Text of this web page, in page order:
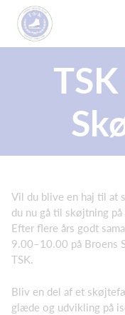
Vil du blive en haj til at
du nu gå til skøjtning
Efter flere års godt
9.00–10.00 på Broens
TSK.
Bliv en del af et
glæde og udvikling på